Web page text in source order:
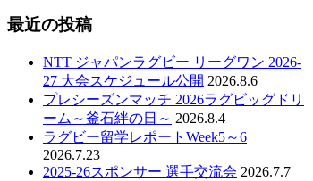
最近の投稿
NTT ジャパンラグビー リーグワン 2026-
27 大会スケジュール公開 2026.8.6
プレシーズンマッチ 2026ラグビッグドリ
ーム～釜石絆の日～ 2026.8.4
ラグビー留学レポートWeek5～6
2026.7.23
2025-26スポンサー 選手交流会 2026.7.7